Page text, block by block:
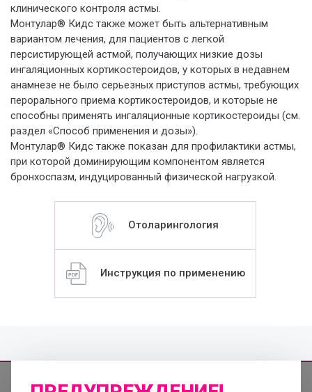
клинического контроля астмы.
Монтулар® Кидс также может быть альтернативным
вариантом лечения, для пациентов с легкой
персистирующей астмой, получающих низкие дозы
ингаляционных кортикостероидов, у которых в недавнем
анамнезе не было серьезных приступов астмы, требующих
перорального приема кортикостероидов, и которые не
способны применять ингаляционные кортикостероиды (см.
раздел «Способ применения и дозы»).
Монтулар® Кидс также показан для профилактики астмы,
при которой доминирующим компонентом является
бронхоспазм, индуцированный физической нагрузкой.
Отоларингология
Инструкция по применению